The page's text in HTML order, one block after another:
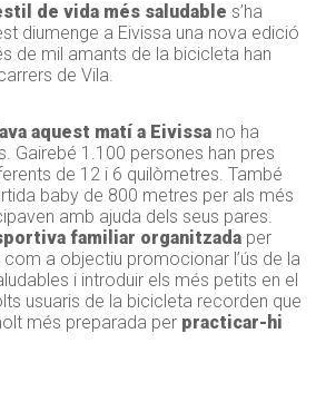
de vida més saludable s’ha
diumenge a Eivissa una nova edició
de mil amants de la bicicleta han
de Vila.
aquest matí a Eivissa no ha
Gairebé 1.100 persones han pres
de 12 i 6 quilòmetres. També
baby de 800 metres per als més
amb ajuda dels seus pares.
familiar organitzada per
com a objectiu promocionar l’ús de la
i introduir els més petits en el
usuaris de la bicicleta recorden que
més preparada per practicar-hi